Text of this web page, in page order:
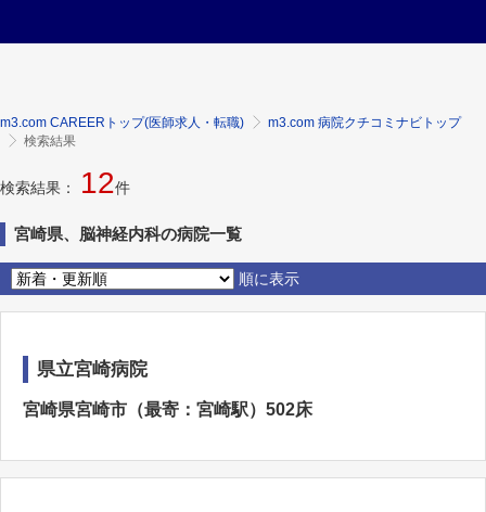
m3.com CAREERトップ(医師求人・転職)
m3.com 病院クチコミナビトップ
検索結果
検索結果： 12件
宮崎県、脳神経内科の病院一覧
順に表示
県立宮崎病院
宮崎県宮崎市（最寄：宮崎駅）502床